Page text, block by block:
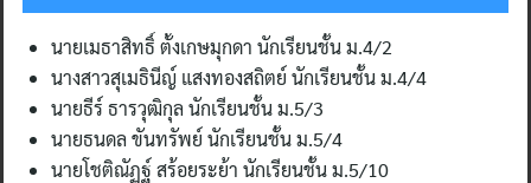
นายเมธาสิทธิ์ ตั้งเกษมุกดา นักเรียนชั้น ม.4/2
นางสาวสุเมธินีญ์ แสงทองสถิตย์ นักเรียนชั้น ม.4/4
นายธีร์ ธารวุฒิกุล นักเรียนชั้น ม.5/3
นายธนดล ขันทรัพย์ นักเรียนชั้น ม.5/4
นายโชติณัฏฐ์ สร้อยระย้า นักเรียนชั้น ม.5/10